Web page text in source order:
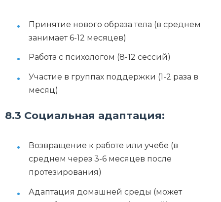
Принятие нового образа тела (в среднем
занимает 6-12 месяцев)
Работа с психологом (8-12 сессий)
Участие в группах поддержки (1-2 раза в
месяц)
8.3 Социальная адаптация:
Возвращение к работе или учебе (в
среднем через 3-6 месяцев после
протезирования)
Адаптация домашней среды (может